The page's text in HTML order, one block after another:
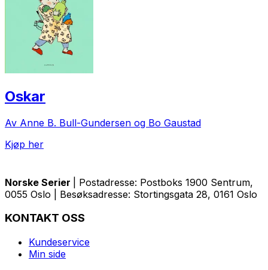
Oskar
Av Anne B. Bull-Gundersen og Bo Gaustad
Kjøp her
Norske Serier
| Postadresse: Postboks 1900 Sentrum,
0055 Oslo | Besøksadresse: Stortingsgata 28, 0161 Oslo
KONTAKT OSS
Kundeservice
Min side